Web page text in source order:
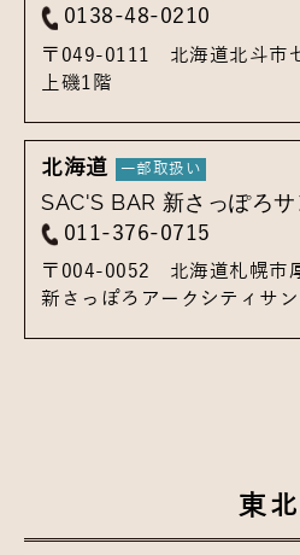
0138-48-0210
〒049-0111 北海道北斗
上磯1階
北海道
SAC'S BAR 新さっぽろ
011-376-0715
〒004-0052 北海道札幌市
新さっぽろアークシティサ
東北